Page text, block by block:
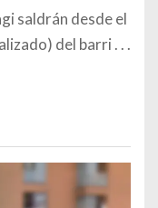
saldrán desde el
del barri